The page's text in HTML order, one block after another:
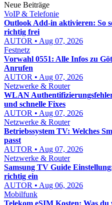
Neue Beiträge
VoIP & Telefonie
Outlook Add-in aktivieren: So
richtig frei
AUTOR • Aug 07, 2026
Festnetz
Vorwahl 0551: Alle Infos zu
Anrufen
AUTOR • Aug 07, 2026
Netzwerke & Router
WLAN
und schnelle Fixes
AUTOR • Aug 07, 2026
Netzwerke & Router
Betriebssystem TV: Welches
passt
AUTOR • Aug 07, 2026
Netzwerke & Router
Samsung TV Guide
richtig ein
AUTOR • Aug 06, 2026
Mobilfunk
Telekom eSIM Kosten: Was